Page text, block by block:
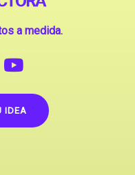
a medida.
IDEA